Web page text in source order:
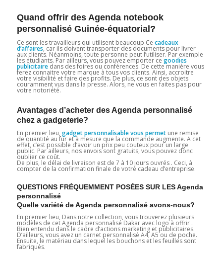
Quand offrir des Agenda notebook
personnalisé Guinée-équatorial?
Ce sont les travailleurs qui utilisent beaucoup Ce cadeaux
d’affaires, car ils doivent transporter des documents pour livrer
aux clients. Néanmoins, toute personne peut l’utiliser. Par exemple
les étudiants. Par ailleurs, vous pouvez emporter ce goodies
publicitaire dans des foires ou conférences. De cette manière vous
ferez connaitre votre marque à tous vos clients. Ainsi, accroitre
votre visibilité et faire des profits. De plus, ce sont des objets
couramment vus dans la presse. Alors, ne vous en faites pas pour
votre notoriété.
Avantages d’acheter des Agenda personnalisé
chez a gadgeterie?
En premier lieu, gadget personnalisable vous permetune remise
de quantité au fur et à mesure que la commande augmente. A cet
effet, c’est possible d’avoir un prix peu couteux pour un large
public. Par ailleurs, nos envois sont gratuits, vous pouvez donc
oublier ce coût.
De plus, le délai de livraison est de 7 à 10 jours ouvrés . Ceci, à
compter de la confirmation finale de votre cadeau d’entreprise.
QUESTIONS FRÉQUEMMENT POSÉES SUR LES Agenda
personnalisé
Quelle variété de Agenda personnalisé avons-nous?
En premier lieu, Dans notre collection, vous trouverez plusieurs
modèles de cet Agenda personnalisé Dakar avec logo à offrir .
Bien entendu dans le cadre d’actions marketing et publicitaires.
D’ailleurs, vous avez un carnet personnalisé A4, A5 ou de poche.
Ensuite, le matériau dans lequel les bouchons et les feuilles sont
fabriqués.